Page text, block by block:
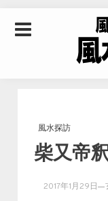
水ゼ
学・
風水探訪
柴又帝
2017年1月29日